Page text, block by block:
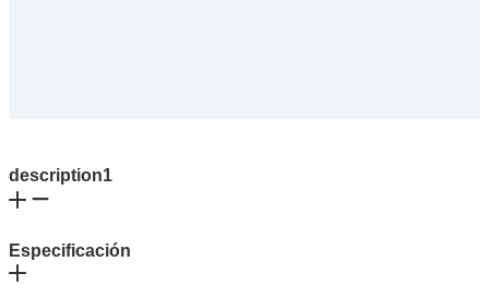
description1
Especificación